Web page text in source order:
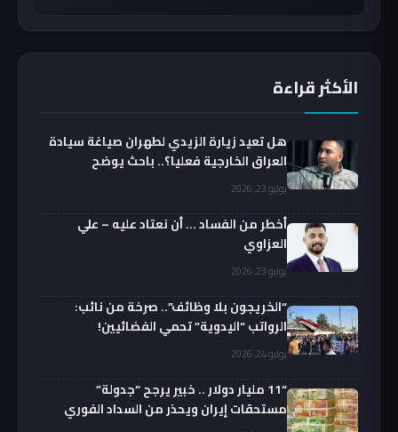
الأكثر قراءة
هل تعيد زيارة الزيدي لطهران صياغة سيادة
العراق الخارجية فعليا؟.. باحث يوضح
يوليو 23, 2026
أخطر من الفساد … أن نعتاد عليه – علي
العزاوي
يوليو 23, 2026
“الخريجون بلا وظائف”.. صرخة من نائب:
الرواتب “اليدوية” تحمي الفضائيين!
يوليو 24, 2026
“11 مليار دولار .. خبير يرجح “جدولة”
مستحقات إيران ويحذر من السداد الفوري